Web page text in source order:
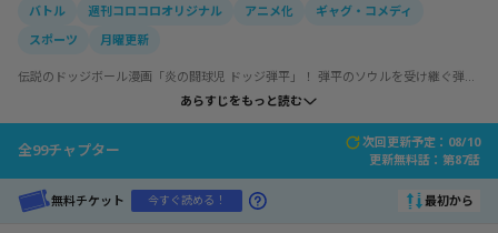
バトル 週刊コロコロオリジナル アニメ化
ギャグ・コメディ
スポーツ
月曜更新
伝説のドッジボール漫画「炎の闘球児 ドッジ弾平」！ 弾平のソウルを受け継ぐ弾平
の娘・弾子が、令和の現代で最強の闘魂ドッジボールチームを作ろうと奮闘する、
現代版熱血ドッジボール漫画！ たちはだかる現代の常識に弾子は打ち勝つことがで
あらすじをもっと読む
全99チャプター
次回更新予定：08/10
更新無料話： 第87話
無料チケット 今すぐ読める！ 最初から